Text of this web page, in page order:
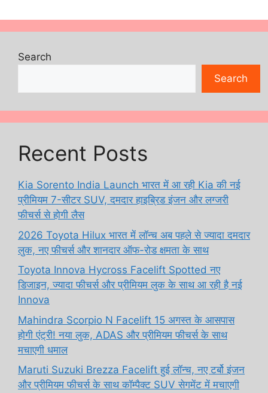
Search
Search
Recent Posts
Kia Sorento India Launch भारत में आ रही Kia की नई
प्रीमियम 7-सीटर SUV, दमदार हाइब्रिड इंजन और लग्जरी
फीचर्स से होगी लैस
2026 Toyota Hilux भारत में लॉन्च अब पहले से ज्यादा दमदार
लुक, नए फीचर्स और शानदार ऑफ-रोड क्षमता के साथ
Toyota Innova Hycross Facelift Spotted नए
डिजाइन, ज्यादा फीचर्स और प्रीमियम लुक के साथ आ रही है नई
Innova
Mahindra Scorpio N Facelift 15 अगस्त के आसपास
होगी एंट्री! नया लुक, ADAS और प्रीमियम फीचर्स के साथ
मचाएगी धमाल
Maruti Suzuki Brezza Facelift हुई लॉन्च, नए टर्बो इंजन
और प्रीमियम फीचर्स के साथ कॉम्पैक्ट SUV सेगमेंट में मचाएगी